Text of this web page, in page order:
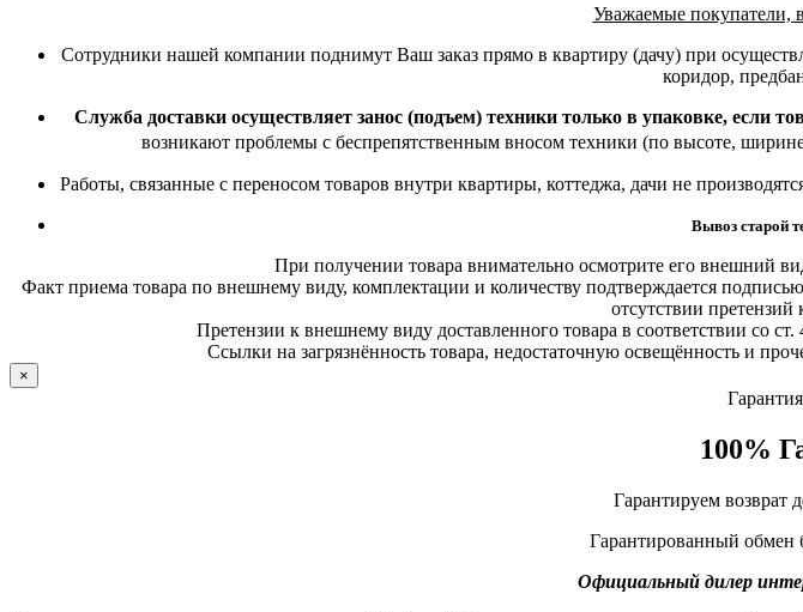
Уважаемые покупатели,
Сотрудники нашей компании поднимут Ваш заказ прямо в квартиру (дачу) при
коридор,
Служба доставки осуществляет занос (подъем) техники только в упаковке, если
возникают проблемы с беспрепятственным вносом техники (по высоте,
Работы, связанные с переносом товаров внутри квартиры, коттеджа, дачи не
Вывоз старой
При получении товара внимательно осмотрите его внешний
Факт приема товара по внешнему виду, комплектации и количеству подтверждается
отсутствии претензий
Претензии к внешнему виду доставленного товара в соответствии со
Ссылки на загрязнённость товара, недостаточную освещённость и
×
100%
Гарантируем возврат
Гарантированный обмен
Официальный дилер